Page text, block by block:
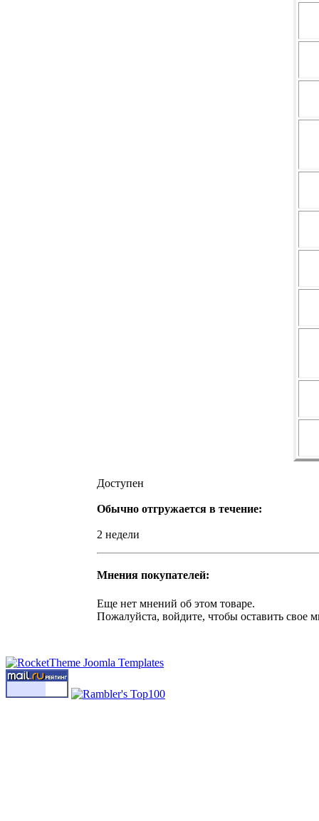
Доступен
Обычно отгружается в течение:
2 недели
Мнения покупателей:
Еще нет мнений об этом товаре.
Пожалуйста, войдите, чтобы оставить свое